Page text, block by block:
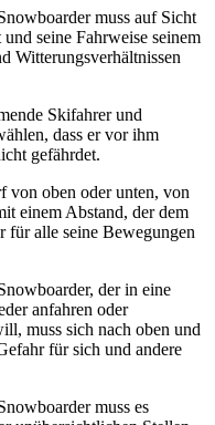
muss auf Sicht
seine Fahrweise seinem
Witterungsverhältnissen
Skifahrer und
dass er vor ihm
gefährdet.
von oben oder unten, von
einem Abstand, der dem
für alle seine Bewegungen
der in eine
anfahren oder
muss sich nach oben und
für sich und andere
muss es